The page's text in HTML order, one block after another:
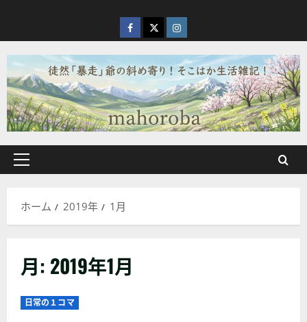
を
ス
キ
ッ
プ
facebook
X Instagram
メ
ン
ー
ホーム 2019年 1月
月: 2019年1月
日常の１コマ